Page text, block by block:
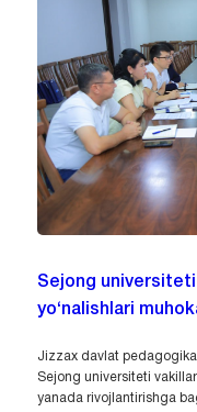
Sejong
yo‘nalishlari
Jizzax davlat
Sejong universiteti
yanada rivojlantirishga